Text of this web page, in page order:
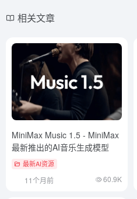
相关文章
MiniMax Music 1.5 - MiniMax
最新推出的AI音乐生成模型
最新AI资源
11个月前 60.9K